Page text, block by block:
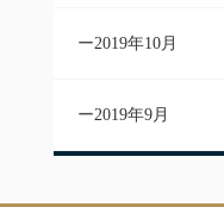
2019年10月
2019年9月